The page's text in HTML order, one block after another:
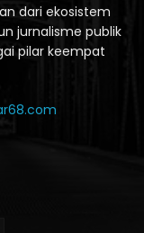
dari ekosistem
jurnalisme publik
pilar keempat